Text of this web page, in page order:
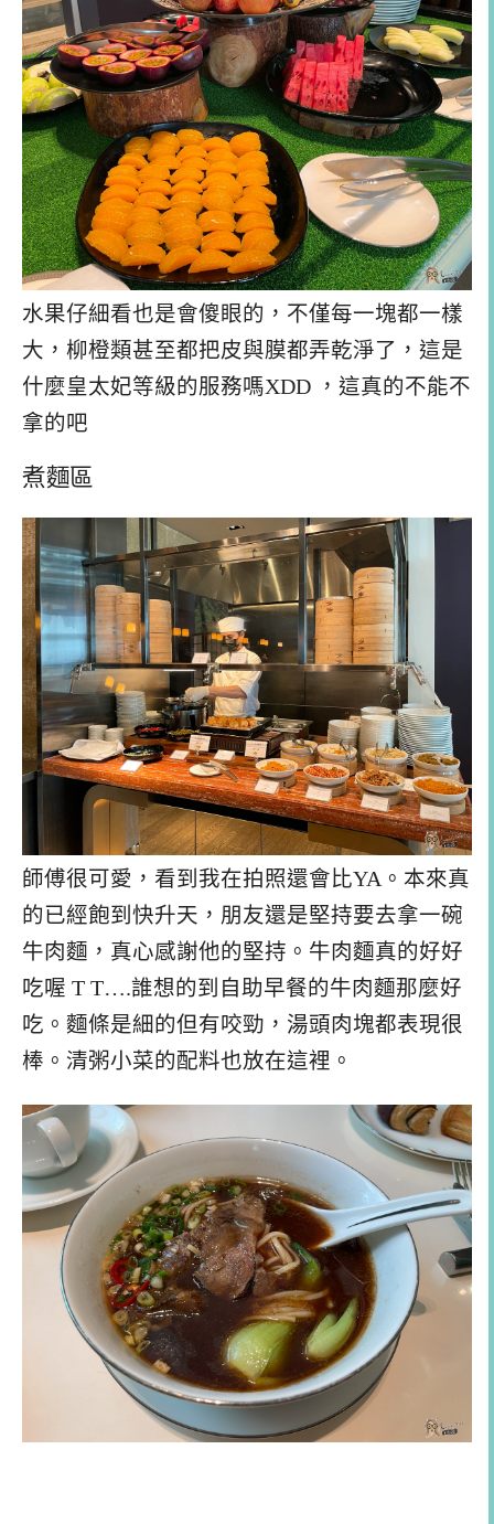
水果仔細看也是會傻眼的，不僅每一塊都一樣
大，柳橙類甚至都把皮與膜都弄乾淨了，這是
什麼皇太妃等級的服務嗎XDD ，這真的不能不
拿的吧
煮麵區
師傅很可愛，看到我在拍照還會比YA。本來真
的已經飽到快升天，朋友還是堅持要去拿一碗
牛肉麵，真心感謝他的堅持。牛肉麵真的好好
吃喔 T T….誰想的到自助早餐的牛肉麵那麼好
吃。麵條是細的但有咬勁，湯頭肉塊都表現很
棒。清粥小菜的配料也放在這裡。